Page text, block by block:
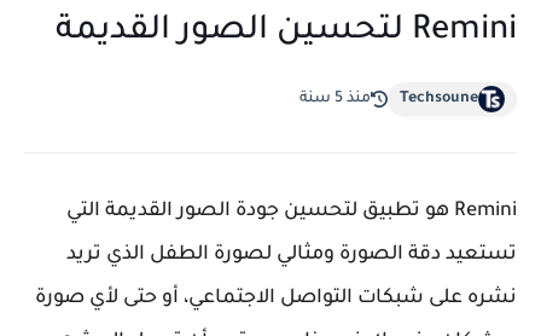
Remini لتحسين الصور القديمة
Techsoune منذ 5 سنة
Remini هو تطبيق لتحسين جودة الصور القديمة التي
تستعيد دقة الصورة ومثالي لصورة الطفل الذي تريد
نشره على شبكات التواصل الاجتماعي، أو حتى لأي صورة